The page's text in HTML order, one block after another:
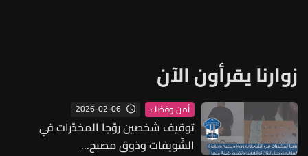
زوارنا يقرأون الآن
أمن وقضاء 2026-02-06
توقيف شخصين روّجا المخدّرات في
الشّويفات وذوق مصبح...